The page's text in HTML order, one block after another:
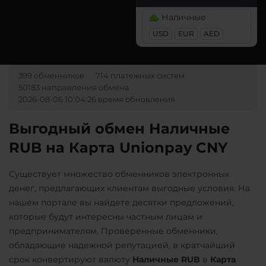
PancakeSwap (CAKE)
Pepe
Pol (ex-MATIC)
Qtum
Shib
ERC20
Solana (SOL)
StableUSD (USDS)
Карта МИР RUB
Любой банк
МТС Банк RUB
Открытие RUB
Почта Банк RUB
Приват24
Промсвязьбанк RUB
ERC20
Pol (ex-MATIC)
Qtum
Ravencoin (RVN)
ERC20
Solana (SOL)
StableUSD (USDS)
Starknet (STRK)
Stellar (XLM)
Sui
Наличные
USD EUR AED
399 обменников
714 платежных систем
50183 направления обмена
2026-08-06 10:04:26 время обновления
Выгодный обмен Наличные
RUB на Карта Unionpay CNY
Существует множество обменников электронных
денег, предлагающих клиентам выгодные условия. На
нашем портале вы найдете десятки предложений,
которые будут интересны частным лицам и
предпринимателям. Проверенные обменники,
обладающие надежной репутацией, в кратчайший
срок конвертируют валюту Наличные RUB в Карта